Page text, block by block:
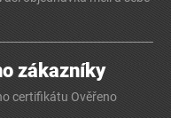
zákazníky
certifikátu Ověřeno